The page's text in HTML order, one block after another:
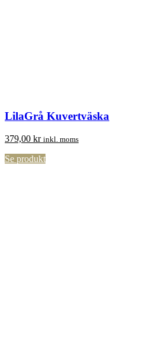
LilaGrå Kuvertväska
379,00 kr inkl. moms
Se produkt